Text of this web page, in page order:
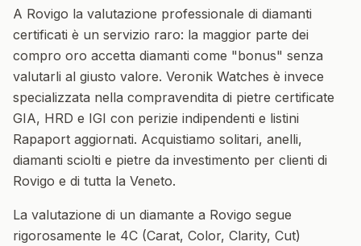
A Rovigo la valutazione professionale di diamanti
certificati è un servizio raro: la maggior parte dei
compro oro accetta diamanti come "bonus" senza
valutarli al giusto valore. Veronik Watches è invece
specializzata nella compravendita di pietre certificate
GIA, HRD e IGI con perizie indipendenti e listini
Rapaport aggiornati. Acquistiamo solitari, anelli,
diamanti sciolti e pietre da investimento per clienti di
Rovigo e di tutta la Veneto.
La valutazione di un diamante a Rovigo segue
rigorosamente le 4C (Carat, Color, Clarity, Cut)